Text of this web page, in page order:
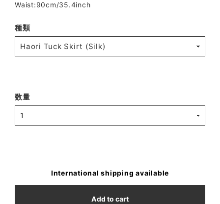
Waist:90cm/35.4inch
種類
数量
International shipping available
Add to cart